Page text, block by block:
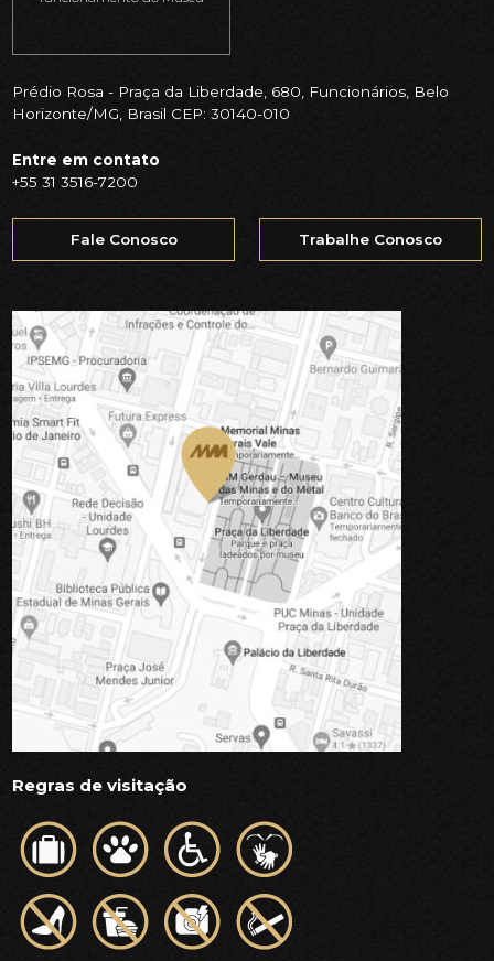
Prédio Rosa - Praça da Liberdade, 680, Funcionários, Belo
Horizonte/MG, Brasil CEP: 30140-010
Entre em contato
+55 31 3516-7200
Fale Conosco Trabalhe Conosco
Regras de visitação